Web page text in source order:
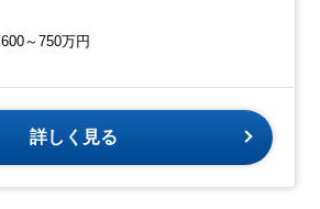
600～750万円
詳しく見る